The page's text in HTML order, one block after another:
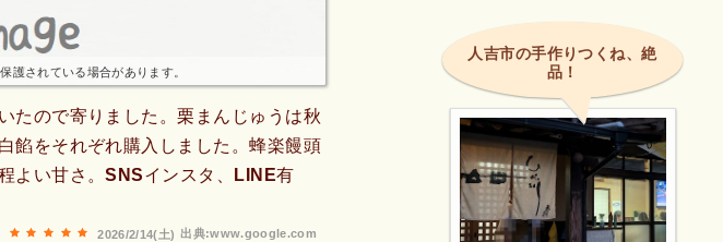
護されている場合があります。
たので寄りました。栗まんじゅうは秋
餡をそれぞれ購入しました。蜂楽饅頭
よい甘さ。SNSインスタ、LINE有
出典:www.google.com
2026/2/14(土)
人吉市の手作りつくね、絶
品！